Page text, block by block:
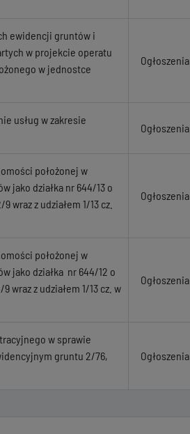
ewidencji gruntów i
w projekcie operatu
w jednostce
Ogłoszenia
usług w zakresie
Ogłoszenia
położonej w
jako działka nr 644/13 o
wraz z udziałem 1/13 cz.
Ogłoszenia
położonej w
jako działka nr 644/12 o
wraz z udziałem 1/13 cz. w
Ogłoszenia
w sprawie
gruntu 2/76,
Ogłoszenia